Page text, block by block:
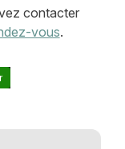
contacter
vous.